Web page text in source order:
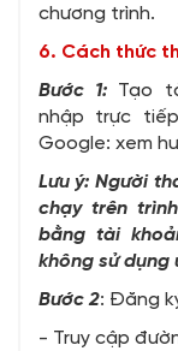
chương trình.
6. Cách thức
Bước 1: Tạo
nhập trực
Google: xem
Lưu ý: Người
chạy trên
bằng tài
không sử dụng
Bước 2: Đăng
- Truy cập